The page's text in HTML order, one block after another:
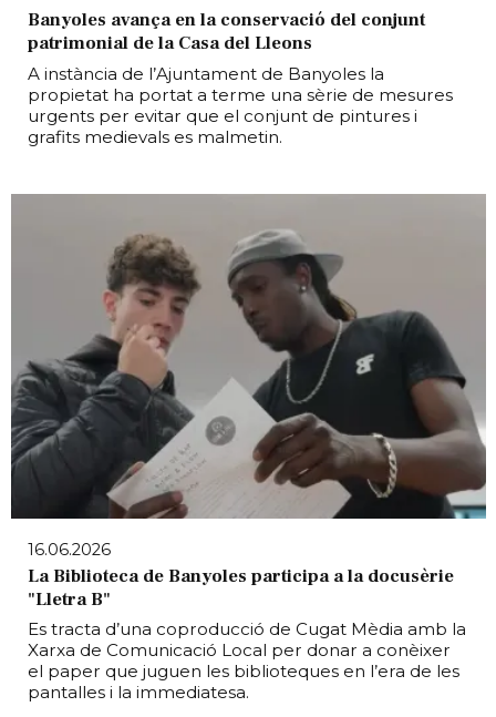
Banyoles avança en la conservació del conjunt
patrimonial de la Casa del Lleons
A instància de l’Ajuntament de Banyoles la
propietat ha portat a terme una sèrie de mesures
urgents per evitar que el conjunt de pintures i
grafits medievals es malmetin.
16.06.2026
La Biblioteca de Banyoles participa a la docusèrie
"Lletra B"
Es tracta d’una coproducció de Cugat Mèdia amb la
Xarxa de Comunicació Local per donar a conèixer
el paper que juguen les biblioteques en l’era de les
pantalles i la immediatesa.